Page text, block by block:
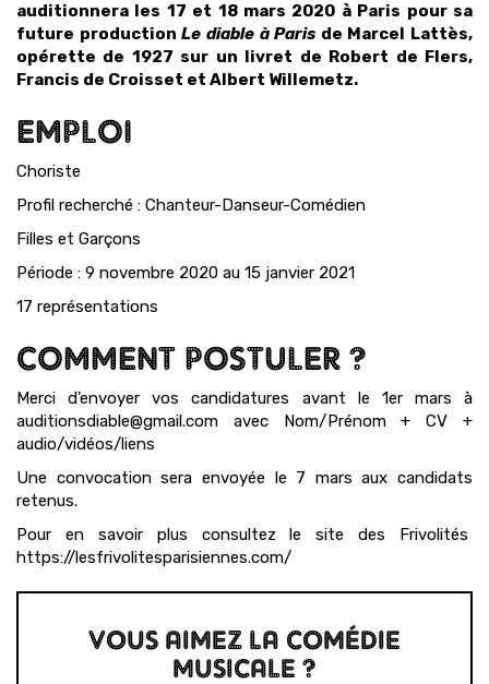
auditionnera les 17 et 18 mars 2020 à Paris pour sa
future productionLe diable à Paris de Marcel Lattès,
opérette de 1927 sur un livret de Robert de Flers,
Francis de Croisset et Albert Willemetz.
EMPLOI
Choriste
Profil recherché : Chanteur-Danseur-Comédien
Filles et Garçons
Période : 9 novembre 2020 au 15 janvier 2021
17 représentations
COMMENT POSTULER ?
Merci d’envoyer vos candidatures avant le 1er mars à
auditionsdiable@gmail.com avec Nom/Prénom +CV +
audio/vidéos/liens
Une convocation sera envoyée le 7 mars aux candidats
retenus.
Pour en savoir plus consultez le site des Frivolités
https://lesfrivolitesparisiennes.com/
VOUS AIMEZ LA COMÉDIE
MUSICALE ?